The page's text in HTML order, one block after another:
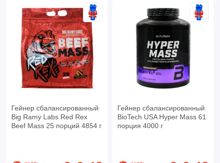
Гейнер сбалансированный
Big Ramy Labs Red Rex
Beef Mass 25 порций 4854 г
Гейнер сбалансированный
BioTech USA Hyper Mass 61
порция 4000 г